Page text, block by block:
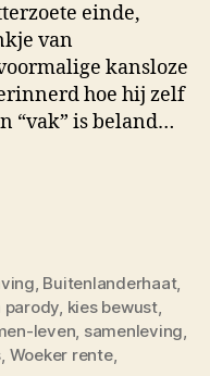
einde,
van
kansloze
hoe hij zelf
“vak” is beland…
, Buitenlanderhaat,
parody, kies bewust,
leven, samenleving,
, Woeker rente,